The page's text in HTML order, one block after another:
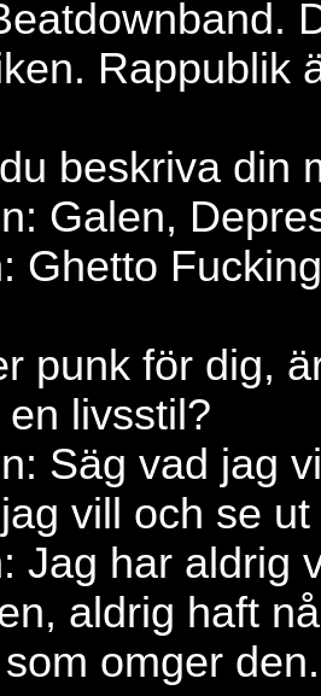
Rappublik
beskriva din
Galen,
Ghetto
punk för dig,
livsstil?
Säg vad jag
vill och se
Jag har aldrig
aldrig haft
omger den.